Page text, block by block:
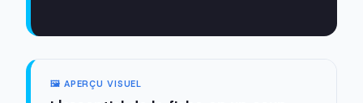
🖼️ APERÇU VISUEL